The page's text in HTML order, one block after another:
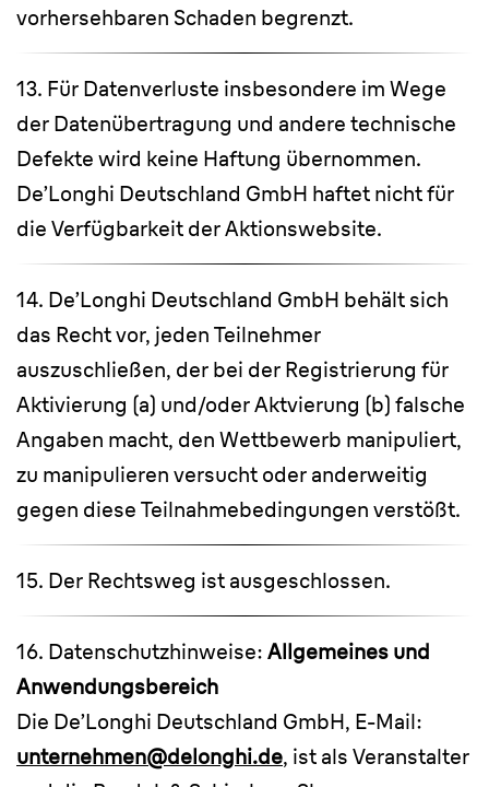
vorhersehbaren Schaden begrenzt.
13. Für Datenverluste insbesondere im Wege
der Datenübertragung und andere technische
Defekte wird keine Haftung übernommen.
De’Longhi Deutschland GmbH haftet nicht für
die Verfügbarkeit der Aktionswebsite.
14. De’Longhi Deutschland GmbH behält sich
das Recht vor, jeden Teilnehmer
auszuschließen, der bei der Registrierung für
Aktivierung (a) und/oder Aktvierung (b) falsche
Angaben macht, den Wettbewerb manipuliert,
zu manipulieren versucht oder anderweitig
gegen diese Teilnahmebedingungen verstößt.
15. Der Rechtsweg ist ausgeschlossen.
16. Datenschutzhinweise: Allgemeines und
Anwendungsbereich
Die De’Longhi Deutschland GmbH, E-Mail:
unternehmen@delonghi.de, ist als Veranstalter